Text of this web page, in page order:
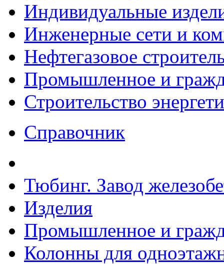
Индивидуальные
Инженерные сети и
Нефтегазовое
Промышленное и
Строительство
Справочник
Тюбинг. Завод
Изделия
Промышленное и
Колонны для